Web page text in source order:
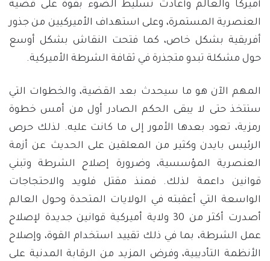
أميركا والعالم وأعادت تسليط الضوء بقوة على قضية
العنصرية المستمرة، وعلى استهداف الأميركيين من جذور
أفريقية بشكل خاص، كما فتحت النقاش بشكل أوسع
حول مشكلة تبدو متجذرة في ثقافة الشرطة الأميركية.
المهم الآن هو ما سيحدث بعد القضية، والخطوات التي
ستتخذ حتى لا يبقى الحكم الصادر أول من أمس خطوة
رمزية، تعود بعدها الأمور إلى ما كانت عليه. لذلك حرص
الرئيس بايدن وكثير من المعلقين على الحديث عن أزمة
العنصرية المؤسسية، وضرورة إصلاح الشرطة وتبني
قوانين داعمة لذلك. فمنذ مقتل فلويد والاحتجاجات
الواسعة التي أعقبته في الولايات المتحدة وحول العالم
أصدرت أكثر من 30 ولاية أميركية قوانين جديدة لإصلاح
عمل الشرطة، بما في ذلك تقييد استخدام القوة، وإصلاح
الأنظمة التأديبية، وفرض المزيد من الرقابة المدنية على